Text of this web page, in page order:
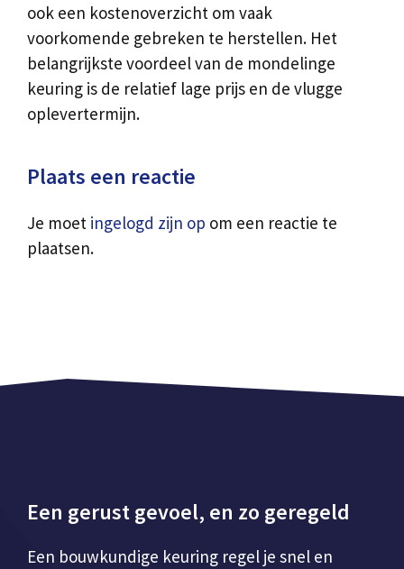
ook een kostenoverzicht om vaak
voorkomende gebreken te herstellen. Het
belangrijkste voordeel van de mondelinge
keuring is de relatief lage prijs en de vlugge
oplevertermijn.
Plaats een reactie
Je moet ingelogd zijn op om een reactie te
plaatsen.
Een gerust gevoel, en zo geregeld
Een bouwkundige keuring regel je snel en